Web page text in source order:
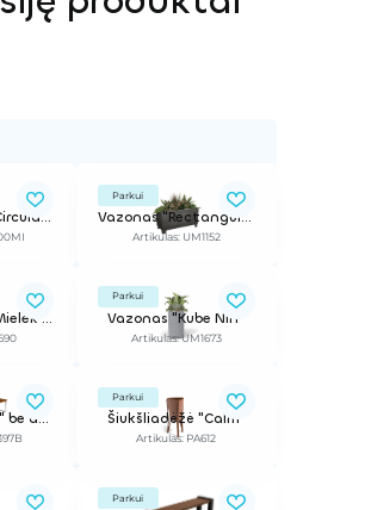
Šiukšliadėžė "Circular Inox"
Parkui
Vazonas "Rectangular"
Artikulas: UM1152
Šiukšliadėžė "Mielek R"
Parkui
Vazonas "Kube Nin"
Artikulas: UM1673
Suolas "Leman" be atlošo
Parkui
Šiukšliadėžė "Calm"
Artikulas: PA612
Parkui